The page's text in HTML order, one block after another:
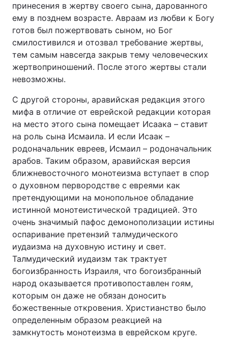
принесения в жертву своего сына, дарованного
ему в позднем возрасте. Авраам из любви к Богу
готов был пожертвовать сыном, но Бог
смилостивился и отозвал требование жертвы,
тем самым навсегда закрыв тему человеческих
жертвоприношений. После этого жертвы стали
невозможны.
С другой стороны, аравийская редакция этого
мифа в отличие от еврейской редакции которая
на место этого сына помещает Исаака – ставит
на роль сына Исмаила. И если Исаак –
родоначальник евреев, Исмаил – родоначальник
арабов. Таким образом, аравийская версия
ближневосточного монотеизма вступает в спор
о духовном первородстве с евреями как
претендующими на монопольное обладание
истинной монотеистической традицией. Это
очень значимый пафос демонополизации истины
оспаривание претензий талмудического
иудаизма на духовную истину и свет.
Талмудический иудаизм так трактует
богоизбранность Израиля, что богоизбранный
народ оказывается противопоставлен гоям,
которым он даже не обязан доносить
божественные откровения. Христианство было
определенным образом реакцией на
замкнутость монотеизма в еврейском круге.